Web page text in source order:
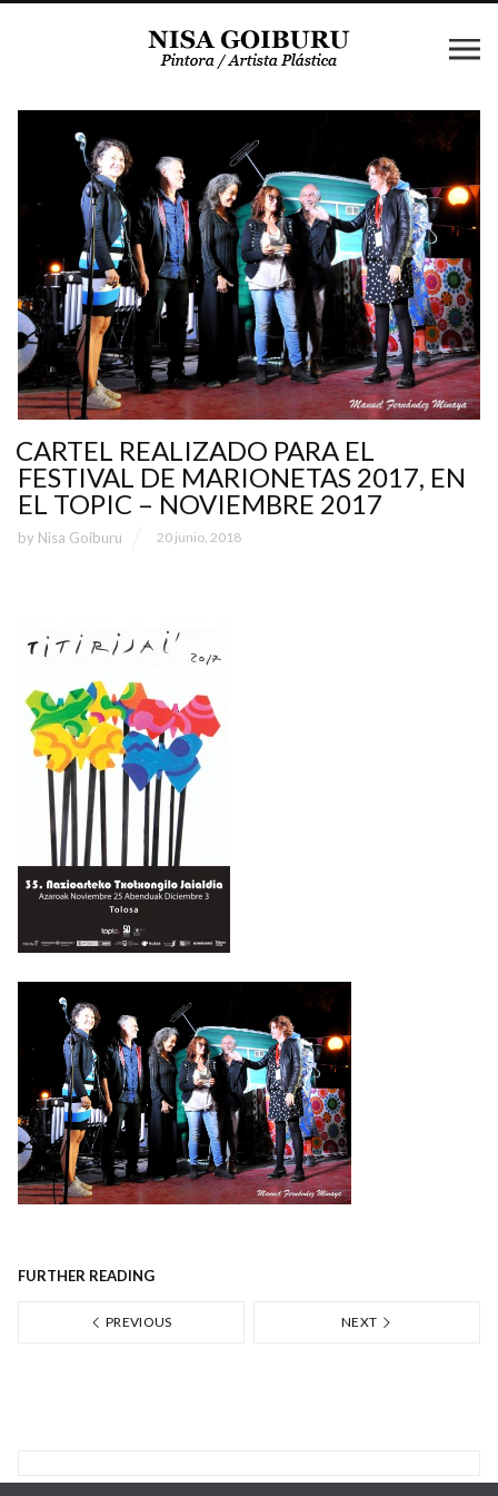
CARTEL REALIZADO PARA EL
FESTIVAL DE MARIONETAS 2017, EN
EL TOPIC – NOVIEMBRE 2017
by Nisa Goiburu 20 junio, 2018
FURTHER READING
PREVIOUS NEXT